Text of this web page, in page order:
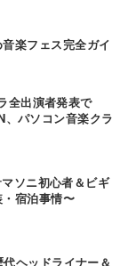
楽フェス完全ガイ
全出演者発表で
パソコン音楽クラ
ソニ初心者＆ビギ
宿泊事情〜
ヘッドライナー＆